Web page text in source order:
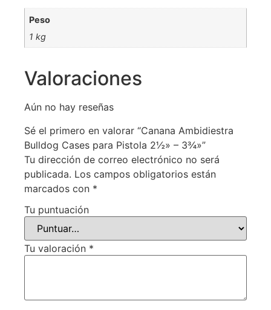
Peso
1 kg
Valoraciones
Aún no hay reseñas
Sé el primero en valorar “Canana Ambidiestra
Bulldog Cases para Pistola 2½» – 3¾»”
Tu dirección de correo electrónico no será
publicada. Los campos obligatorios están
marcados con *
Tu puntuación
Tu valoración *